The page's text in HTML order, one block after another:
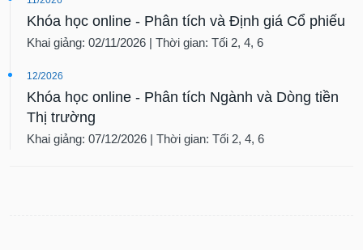
Khóa học online - Phân tích và Định giá Cổ phiếu
Khai giảng: 02/11/2026 | Thời gian: Tối 2, 4, 6
12/2026
Khóa học online - Phân tích Ngành và Dòng tiền
Thị trường
Khai giảng: 07/12/2026 | Thời gian: Tối 2, 4, 6